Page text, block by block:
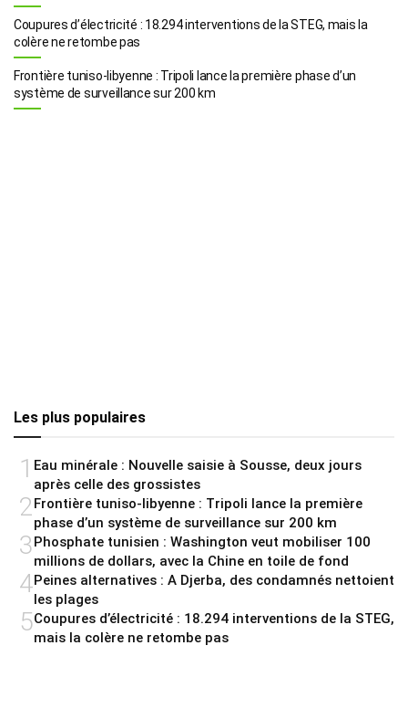
Coupures d’électricité : 18.294 interventions de la STEG, mais la
colère ne retombe pas
Frontière tuniso-libyenne : Tripoli lance la première phase d’un
système de surveillance sur 200 km
Les plus populaires
1 Eau minérale : Nouvelle saisie à Sousse, deux jours
après celle des grossistes
2Frontière tuniso-libyenne : Tripoli lance la première
phase d’un système de surveillance sur 200 km
3Phosphate tunisien : Washington veut mobiliser 100
millions de dollars, avec la Chine en toile de fond
4Peines alternatives : A Djerba, des condamnés nettoient
les plages
5Coupures d’électricité : 18.294 interventions de la STEG,
mais la colère ne retombe pas